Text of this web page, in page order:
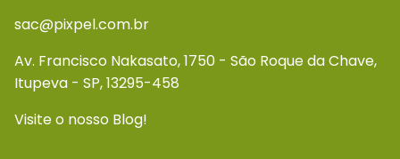
sac@pixpel.com.br
Av. Francisco Nakasato, 1750 - São Roque da Chave,
Itupeva - SP, 13295-458
Visite o nosso Blog!